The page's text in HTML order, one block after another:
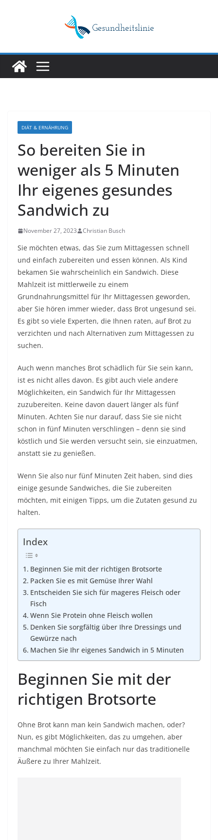
DIÄT & ERNÄHRUNG
So bereiten Sie in
weniger als 5 Minuten
Ihr eigenes gesundes
Sandwich zu
November 27, 2023 Christian Busch
Sie möchten etwas, das Sie zum Mittagessen schnell
und einfach zubereiten und essen können. Als Kind
bekamen Sie wahrscheinlich ein Sandwich. Diese
Mahlzeit ist mittlerweile zu einem
Grundnahrungsmittel für Ihr Mittagessen geworden,
aber Sie hören immer wieder, dass Brot ungesund sei.
Es gibt so viele Experten, die Ihnen raten, auf Brot zu
verzichten und nach Alternativen zum Mittagessen zu
suchen.
Auch wenn manches Brot schädlich für Sie sein kann,
ist es nicht alles davon. Es gibt auch viele andere
Möglichkeiten, ein Sandwich für Ihr Mittagessen
zuzubereiten. Keine davon dauert länger als fünf
Minuten. Achten Sie nur darauf, dass Sie sie nicht
schon in fünf Minuten verschlingen – denn sie sind
köstlich und Sie werden versucht sein, sie einzuatmen,
anstatt sie zu genießen.
Wenn Sie also nur fünf Minuten Zeit haben, sind dies
einige gesunde Sandwiches, die Sie zubereiten
möchten, mit einigen Tipps, um die Zutaten gesund zu
halten.
Index
Beginnen Sie mit der richtigen Brotsorte
Packen Sie es mit Gemüse Ihrer Wahl
Entscheiden Sie sich für mageres Fleisch oder
Fisch
Wenn Sie Protein ohne Fleisch wollen
Denken Sie sorgfältig über Ihre Dressings und
Gewürze nach
Machen Sie Ihr eigenes Sandwich in 5 Minuten
Beginnen Sie mit der
richtigen Brotsorte
Ohne Brot kann man kein Sandwich machen, oder?
Nun, es gibt Möglichkeiten, das zu umgehen, aber
manchmal möchten Sie einfach nur das traditionelle
Äußere zu Ihrer Mahlzeit.